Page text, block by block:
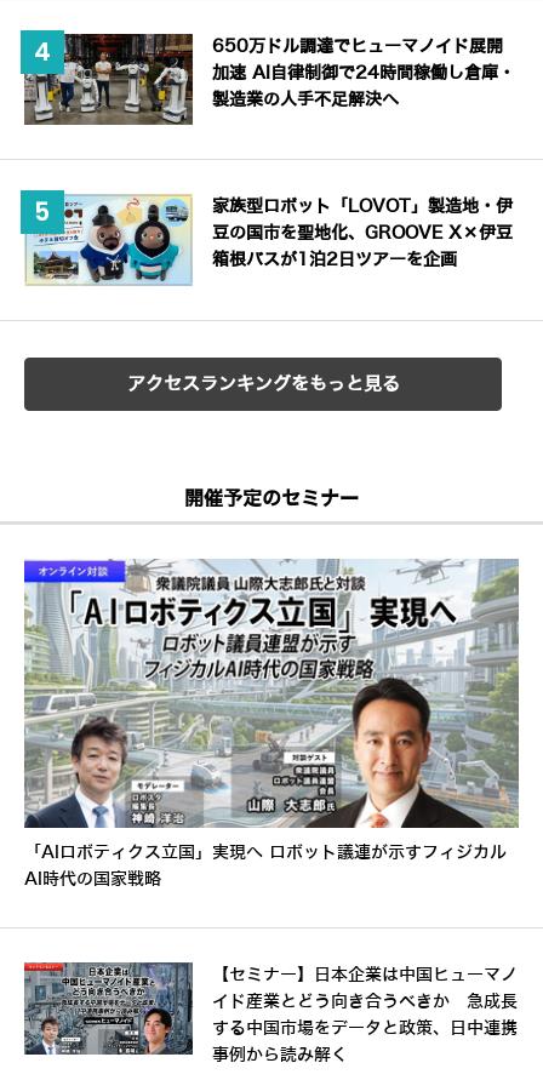
650万ドル調達でヒューマノイド展開
加速 AI自律制御で24時間稼働し倉庫・
製造業の人手不足解決へ
家族型ロボット「LOVOT」製造地・伊
豆の国市を聖地化、GROOVE X×伊豆
箱根バスが1泊2日ツアーを企画
アクセスランキングをもっと見る
開催予定のセミナー
「AIロボティクス立国」実現へ ロボット議連が示すフィジカル
AI時代の国家戦略
【セミナー】日本企業は中国ヒューマノ
イド産業とどう向き合うべきか 急成長
する中国市場をデータと政策、日中連携
事例から読み解く